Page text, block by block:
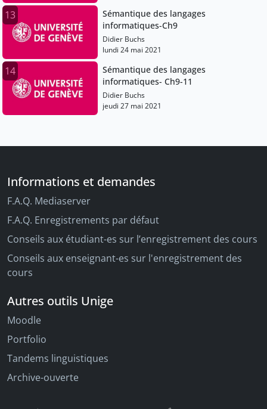
13
Sémantique des langages
informatiques-Ch9
Didier Buchs
lundi 24 mai 2021
14
Sémantique des langages
informatiques- Ch9-11
Didier Buchs
jeudi 27 mai 2021
Informations et demandes
F.A.Q. Mediaserver
F.A.Q. Enregistrements par défaut
Conseils aux étudiant-es sur l’enregistrement des cours
Conseils aux enseignant-es sur l'enregistrement des
cours
Autres outils Unige
Moodle
Portfolio
Tandems linguistiques
Archive-ouverte